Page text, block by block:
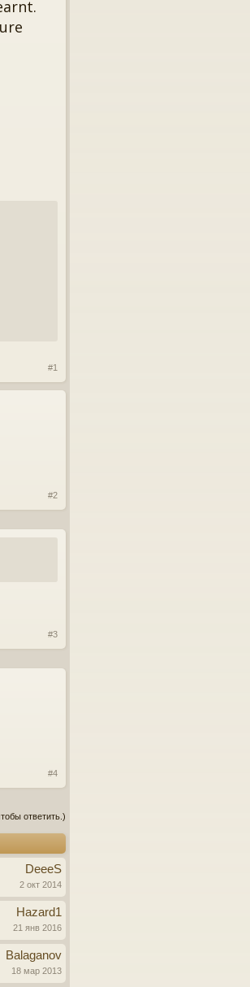
#1
#2
#3
#4
ответить.)
DeeeS
2 окт 2014
Hazard1
21 янв 2016
Balaganov
18 мар 2013